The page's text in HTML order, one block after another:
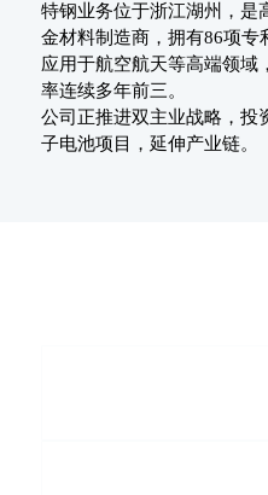
特钢业务位于浙江湖州，是
金材料制造商，拥有86项专
应用于航空航天等高端领域
率连续多年前三。
公司正推进双主业战略，投
子电池项目，延伸产业链。